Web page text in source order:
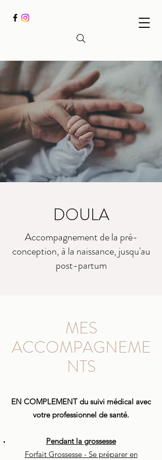
DOULA
Accompagnement de la pré-
conception, à la naissance, jusqu'au
post-partum
MES
ACCOMPAGNEME
NTS
EN COMPLEMENT du suivi médical avec
votre professionnel de santé.
Pendant la grossesse
Forfait Grossesse - Se préparer en